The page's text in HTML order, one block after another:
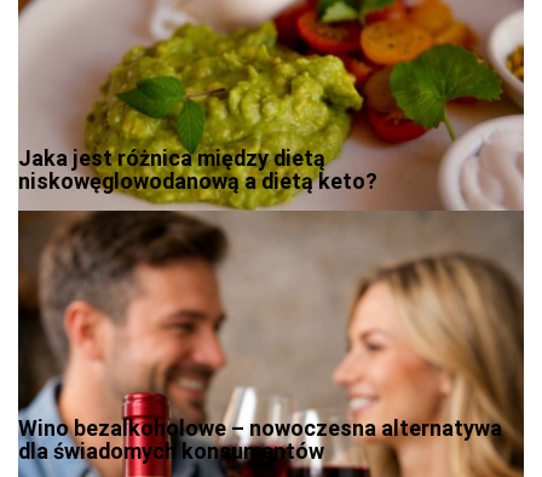
Jaka jest różnica między dietą
niskowęglowodanową a dietą keto?
Wino bezalkoholowe – nowoczesna alternatywa
dla świadomych konsumentów